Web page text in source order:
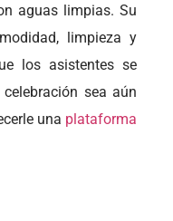
aguas limpias. Su
limpieza y
los asistentes se
sea aún
una plataforma